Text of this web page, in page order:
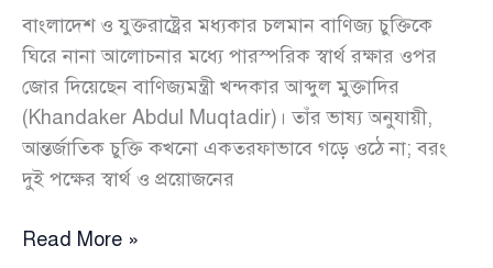
বাংলাদেশ ও যুক্তরাষ্ট্রের মধ্যকার চলমান বাণিজ্য চুক্তিকে
ঘিরে নানা আলোচনার মধ্যে পারস্পরিক স্বার্থ রক্ষার ওপর
জোর দিয়েছেন বাণিজ্যমন্ত্রী খন্দকার আব্দুল মুক্তাদির
(Khandaker Abdul Muqtadir)। তাঁর ভাষ্য অনুযায়ী,
আন্তর্জাতিক চুক্তি কখনো একতরফাভাবে গড়ে ওঠে না; বরং
দুই পক্ষের স্বার্থ ও প্রয়োজনের
যুক্তরাষ্ট্রের
Read More »